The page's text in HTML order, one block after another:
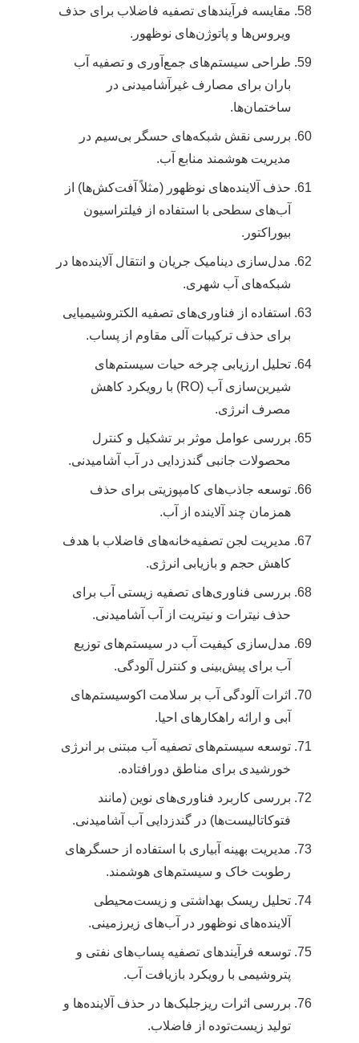
مقایسه فرآیندهای تصفیه فاضلاب برای حذف
ویروس‌ها و پاتوژن‌های نوظهور.
طراحی سیستم‌های جمع‌آوری و تصفیه آب
باران برای مصارف غیرآشامیدنی در
ساختمان‌ها.
بررسی نقش شبکه‌های حسگر بی‌سیم در
مدیریت هوشمند منابع آب.
حذف آلاینده‌های نوظهور (مثلاً آفت‌کش‌ها) از
آب‌های سطحی با استفاده از فیلتراسیون
بیوراکتور.
مدل‌سازی دینامیک جریان و انتقال آلاینده‌ها در
شبکه‌های آب شهری.
استفاده از فناوری‌های تصفیه الکتروشیمیایی
برای حذف ترکیبات آلی مقاوم از پساب.
تحلیل ارزیابی چرخه حیات سیستم‌های
شیرین‌سازی آب (RO) با رویکرد کاهش
مصرف انرژی.
بررسی عوامل موثر بر تشکیل و کنترل
محصولات جانبی گندزدایی در آب آشامیدنی.
توسعه جاذب‌های کامپوزیتی برای حذف
همزمان چند آلاینده از آب.
مدیریت لجن تصفیه‌خانه‌های فاضلاب با هدف
کاهش حجم و بازیابی انرژی.
بررسی فناوری‌های تصفیه زیستی آب برای
حذف نیترات و نیتریت از آب آشامیدنی.
مدل‌سازی کیفیت آب در سیستم‌های توزیع
آب برای پیش‌بینی و کنترل آلودگی.
اثرات آلودگی آب بر سلامت اکوسیستم‌های
آبی و ارائه راهکارهای احیا.
توسعه سیستم‌های تصفیه آب مبتنی بر انرژی
خورشیدی برای مناطق دورافتاده.
بررسی کاربرد فناوری‌های نوین (مانند
فتوکاتالیست‌ها) در گندزدایی آب آشامیدنی.
مدیریت بهینه آبیاری با استفاده از حسگرهای
رطوبت خاک و سیستم‌های هوشمند.
تحلیل ریسک بهداشتی و زیست‌محیطی
آلاینده‌های نوظهور در آب‌های زیرزمینی.
توسعه فرآیندهای تصفیه پساب‌های نفتی و
پتروشیمی با رویکرد بازیافت آب.
بررسی اثرات ریزجلبک‌ها در حذف آلاینده‌ها و
تولید زیست‌توده از فاضلاب.